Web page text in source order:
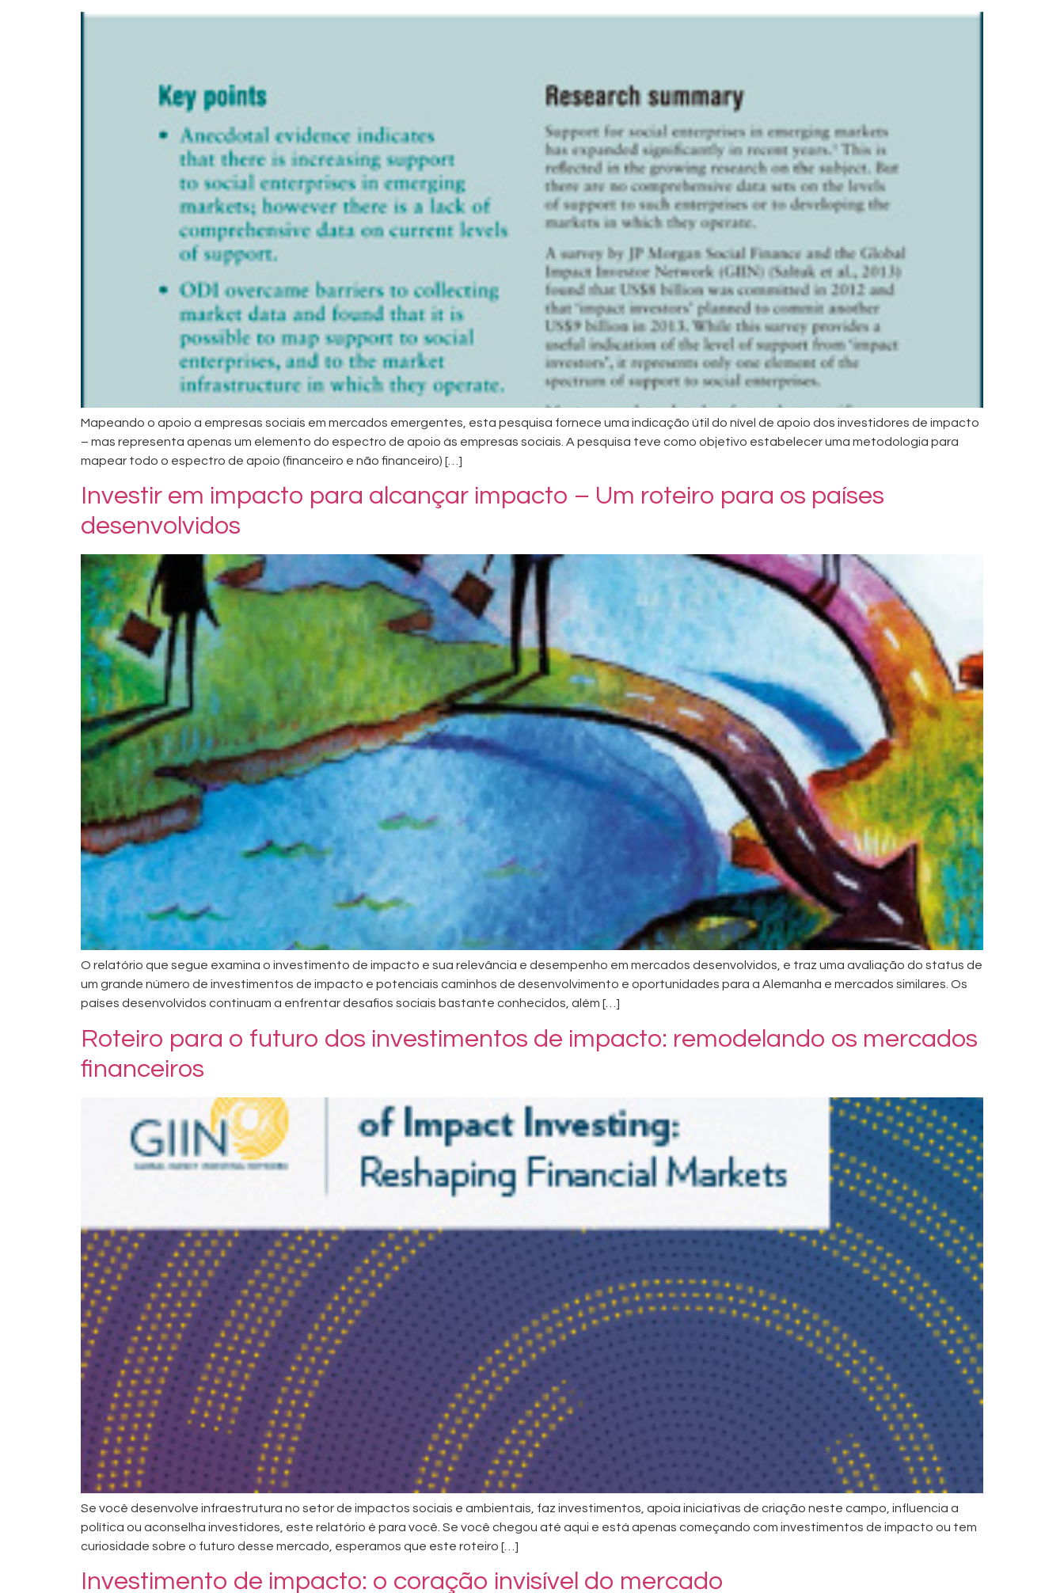
Mapeando o apoio a empresas sociais em mercados emergentes, esta pesquisa fornece uma indicação útil do nível de apoio dos investidores de impacto
– mas representa apenas um elemento do espectro de apoio às empresas sociais. A pesquisa teve como objetivo estabelecer uma metodologia para
mapear todo o espectro de apoio (financeiro e não financeiro) […]
Investir em impacto para alcançar impacto – Um roteiro para os países
desenvolvidos
O relatório que segue examina o investimento de impacto e sua relevância e desempenho em mercados desenvolvidos, e traz uma avaliação do status de
um grande número de investimentos de impacto e potenciais caminhos de desenvolvimento e oportunidades para a Alemanha e mercados similares. Os
países desenvolvidos continuam a enfrentar desafios sociais bastante conhecidos, além […]
Roteiro para o futuro dos investimentos de impacto: remodelando os mercados
financeiros
Se você desenvolve infraestrutura no setor de impactos sociais e ambientais, faz investimentos, apoia iniciativas de criação neste campo, influencia a
política ou aconselha investidores, este relatório é para você. Se você chegou até aqui e está apenas começando com investimentos de impacto ou tem
curiosidade sobre o futuro desse mercado, esperamos que este roteiro […]
Investimento de impacto: o coração invisível do mercado